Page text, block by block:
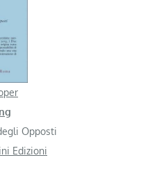
Opposti
Edizioni